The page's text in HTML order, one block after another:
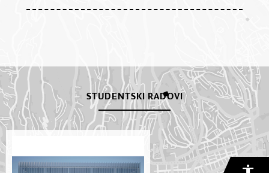
STUDENTSKI RADOVI